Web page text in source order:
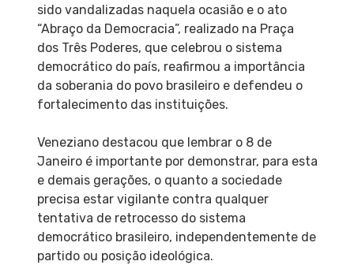
sido vandalizadas naquela ocasião e o ato
“Abraço da Democracia”, realizado na Praça
dos Três Poderes, que celebrou o sistema
democrático do país, reafirmou a importância
da soberania do povo brasileiro e defendeu o
fortalecimento das instituições.
Veneziano destacou que lembrar o 8 de
Janeiro é importante por demonstrar, para esta
e demais gerações, o quanto a sociedade
precisa estar vigilante contra qualquer
tentativa de retrocesso do sistema
democrático brasileiro, independentemente de
partido ou posição ideológica.